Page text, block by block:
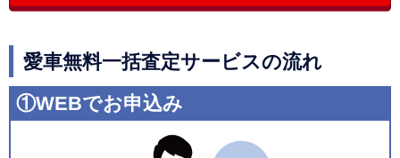
愛車無料一括査定サービスの流れ
①WEBでお申込み